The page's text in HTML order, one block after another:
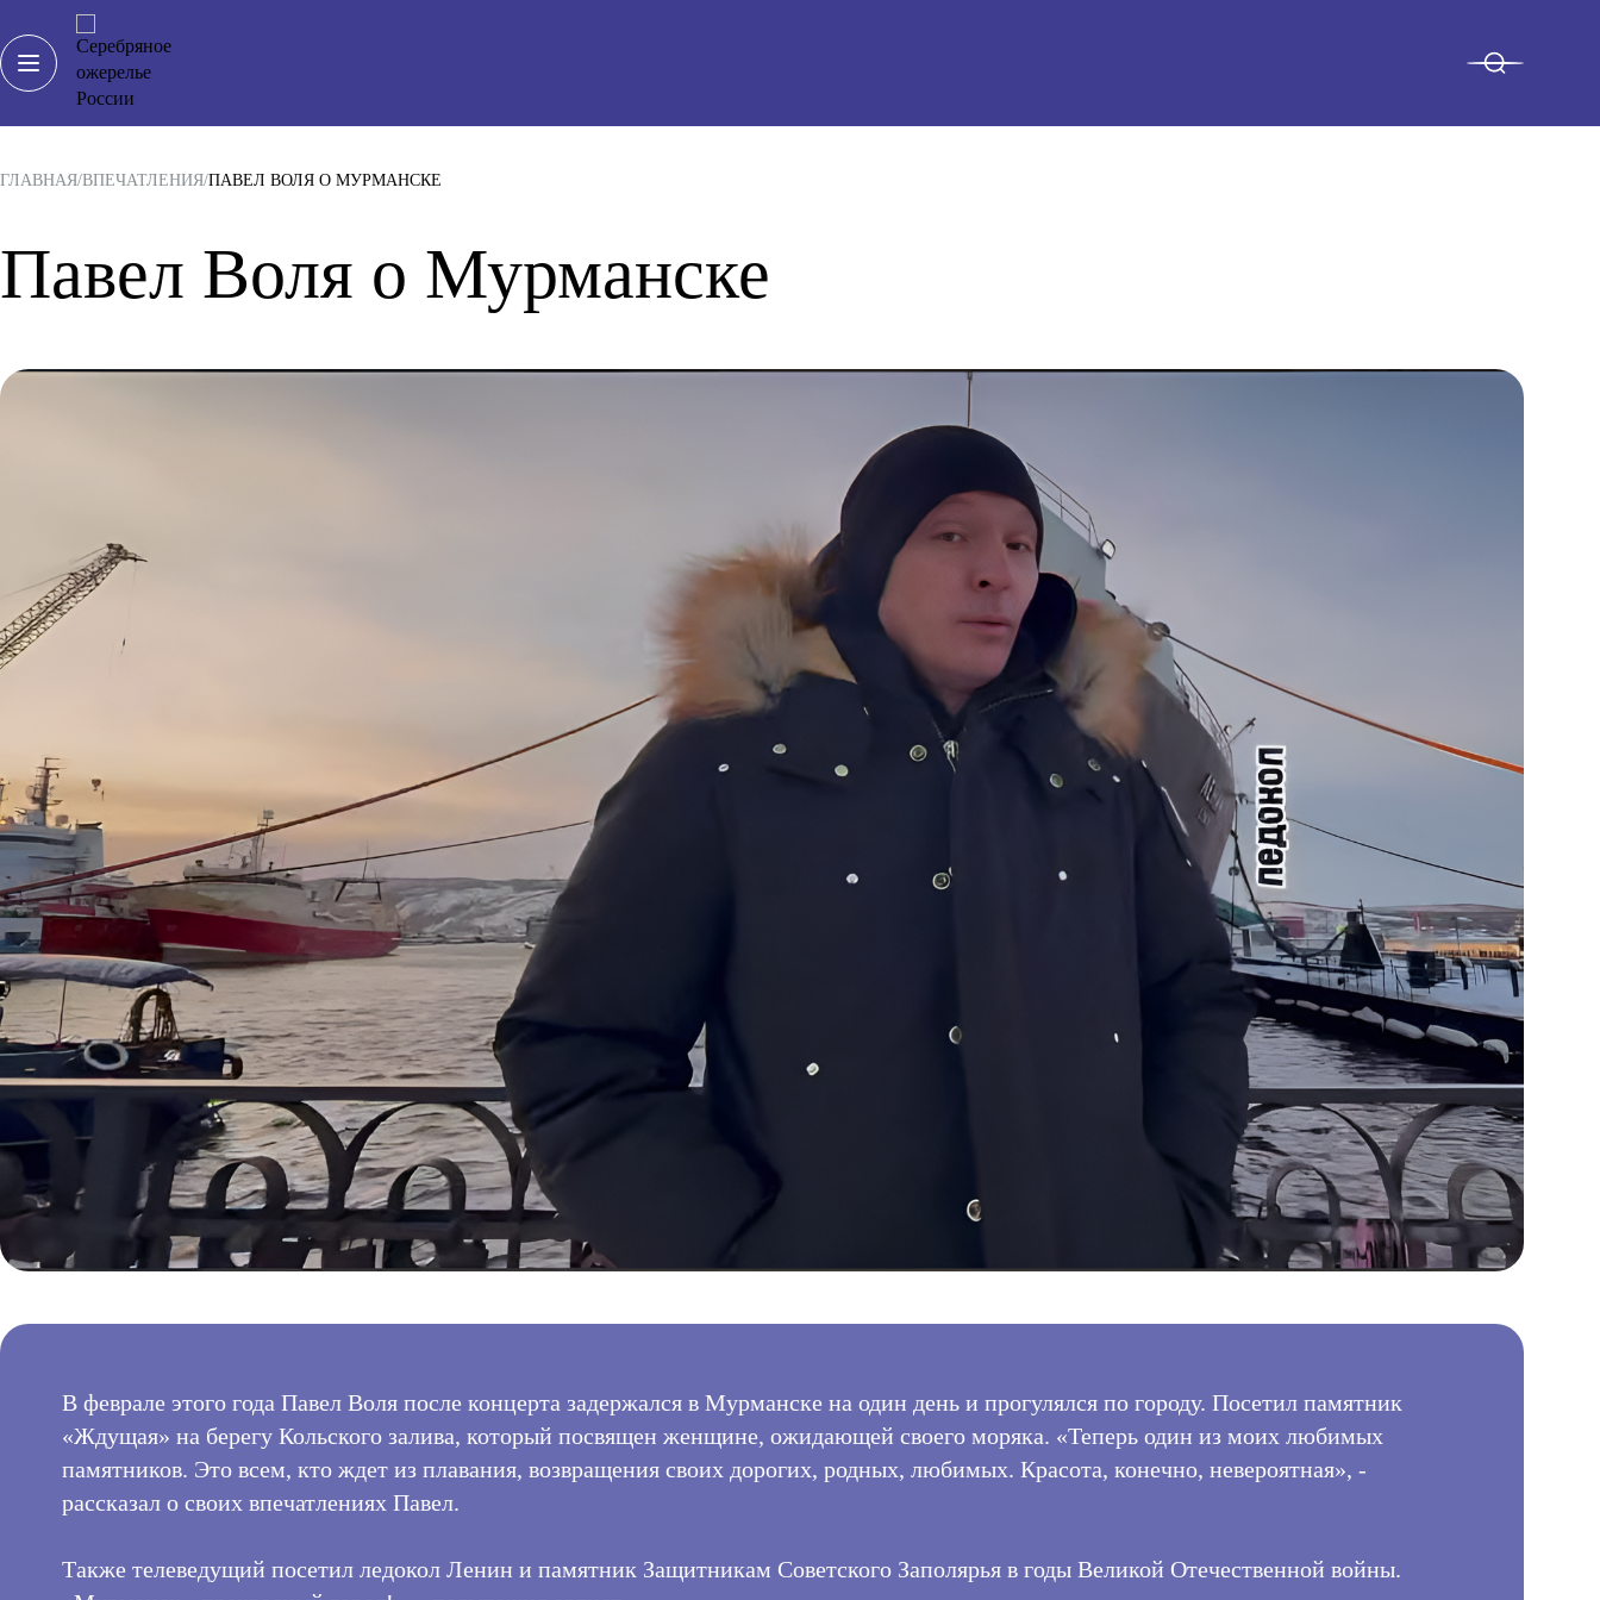
О ПРОЕКТЕ
Калининградская область
Ленинградская область
Мурманская область
Ненецкий автономный округ
Новгородская область
Псковская область
Республика Карелия
Республика Коми
КАЛЕНДАРЬ СОБЫТИЙ
КОНТАКТЫ
ГЛАВНАЯ ВПЕЧАТЛЕНИЯ ПАВЕЛ ВОЛЯ О МУРМАНСКЕ
Павел Воля о Мурманске
В феврале этого года Павел Воля после концерта задержался в Мурманске на один день и прогулялся по городу. Посетил памятник
«Ждущая» на берегу Кольского залива, который посвящен женщине, ожидающей своего моряка. «Теперь один из моих любимых
памятников. Это всем, кто ждет из плавания, возвращения своих дорогих, родных, любимых. Красота, конечно, невероятная», -
рассказал о своих впечатлениях Павел.
Также телеведущий посетил ледокол Ленин и памятник Защитникам Советского Заполярья в годы Великой Отечественной войны.